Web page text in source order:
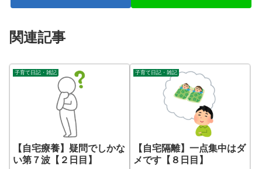
関連記事
子育て日記・雑記
【自宅療養】疑問でしかな
い第７波【２日目】
子育て日記・雑記
【自宅隔離】一点集中はダ
メです【８日目】